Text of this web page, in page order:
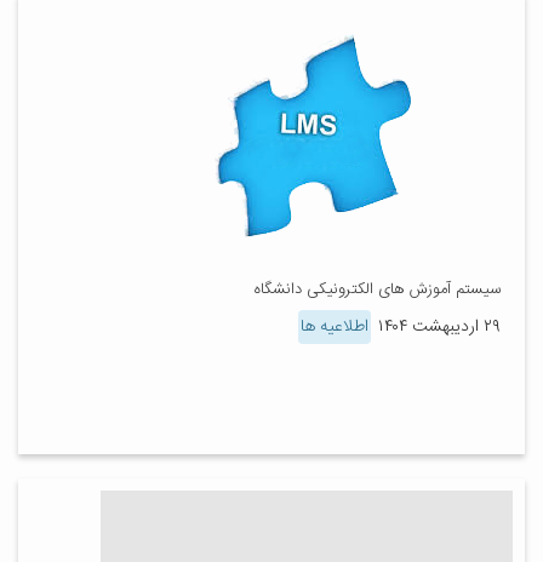
سیستم آموزش های الکترونیکی دانشگاه
۲۹ اردیبهشت ۱۴۰۴ اطلاعیه ها